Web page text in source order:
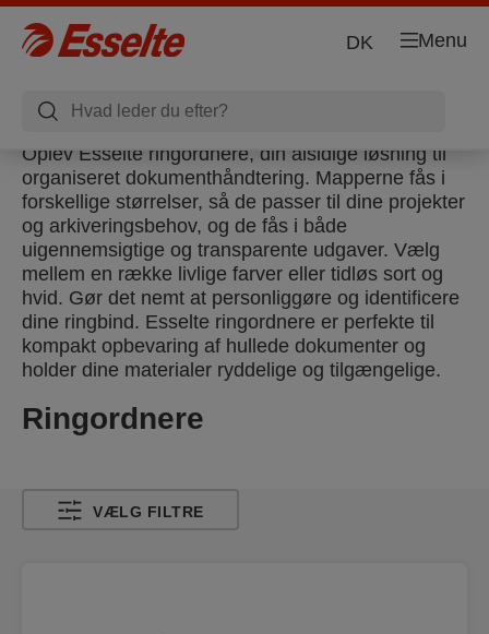
Menu
DK
Oplev Esselte ringordnere, din alsidige løsning til
organiseret dokumenthåndtering. Mapperne fås i
forskellige størrelser, så de passer til dine projekter
og arkiveringsbehov, og de fås i både
uigennemsigtige og transparente udgaver. Vælg
mellem en række livlige farver eller tidløs sort og
hvid. Gør det nemt at personliggøre og identificere
dine ringbind. Esselte ringordnere er perfekte til
kompakt opbevaring af hullede dokumenter og
holder dine materialer ryddelige og tilgængelige.
Ringordnere
VÆLG FILTRE